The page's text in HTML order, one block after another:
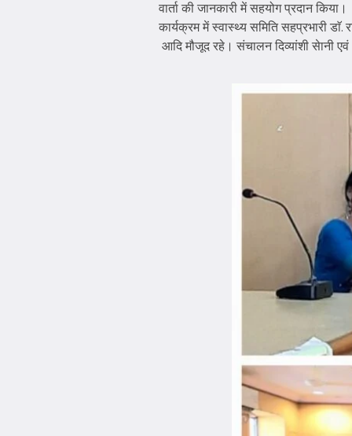
वार्ता की जानकारी में सहयोग प्रदान किया।
कार्यक्रम में स्वास्थ्य समिति सहप्रभारी डाॅ.
आदि मौजूद रहे। संचालन दिव्यांशी सेानी